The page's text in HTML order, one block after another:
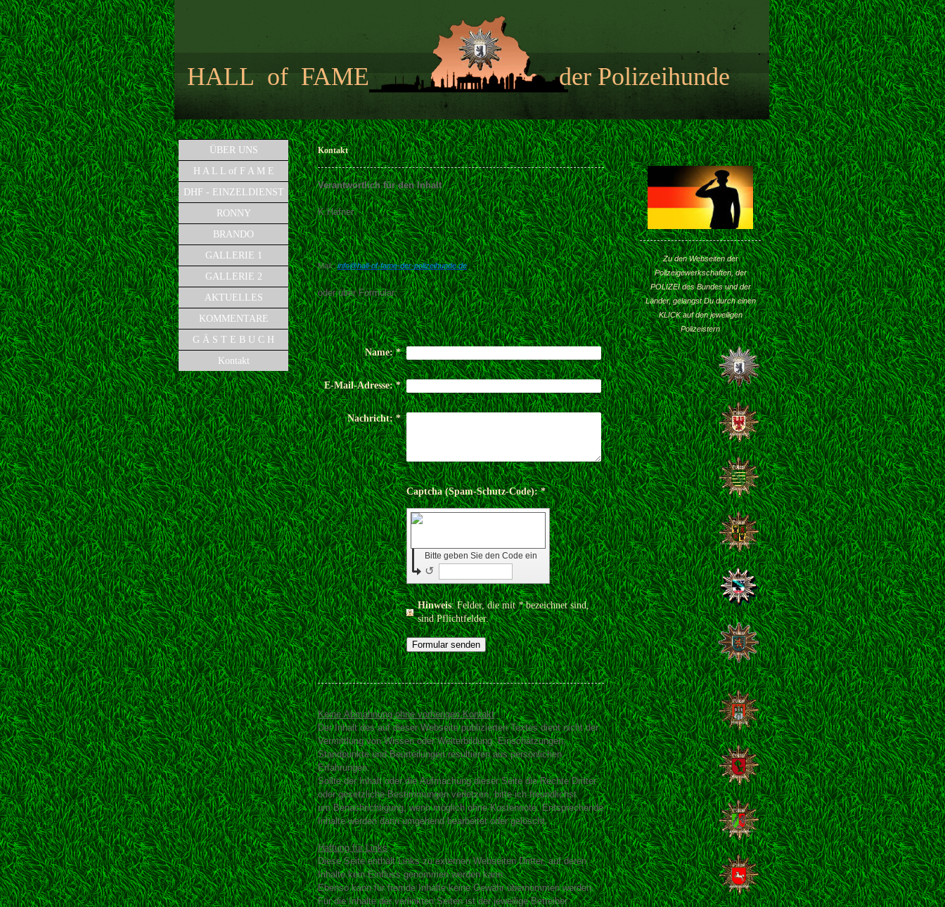
HALL of FAME der Polizeihunde
ÜBER UNS
H A L L of F A M E
DHF - EINZELDIENST
RONNY
BRANDO
GALLERIE 1
GALLERIE 2
AKTUELLES
KOMMENTARE
G Ä S T E B U C H
Kontakt
Kontakt
Verantwortlich für den Inhalt
K.Hafner
Mail :info@hall-of-fame-der-polizeihunde.de
oder über Formular:
Name:*
E-Mail-Adresse:*
Nachricht:*
Captcha (Spam-Schutz-Code): *
Bitte geben Sie den Code ein
↺
Hinweis : Felder, die mit*bezeichnet sind,
sind Pflichtfelder.
Keine Abmahnung ohne vorherigen Kontakt
Der Inhalt des auf dieser Webseite publizierten Textes dient nicht der
Vermittlung von Wissen oder Weiterbildung. Einschätzungen,
Standpunkte und Beurteilungen resultieren aus persönlichen
Erfahrungen.
Sollte der Inhalt oder die Aufmachung dieser Seite die Rechte Dritter
oder gesetzliche Bestimmungen verletzen, bitte ich freundlichst
um Benachrichtigung, wenn möglich ohne Kostennote. Entsprechende
Inhalte werden dann umgehend bearbeitet oder gelöscht.
Haftung für Links
Diese Seite enthält Links zu externen Webseiten Dritter, auf deren
Inhalte kein Einfluss genommen werden kann.
Ebenso kann für fremde Inhalte keine Gewähr übernommen werden.
Für die Inhalte der verlinkten Seiten ist der jeweilige Betreiber
Zu den Webseiten der
Polizeigewerkschaften, der
POLIZEI des Bundes und der
Länder, gelangst Du durch einen
KLICK auf den jeweiligen
Polizeistern